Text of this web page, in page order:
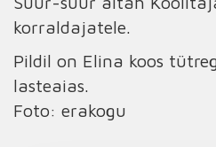
korraldajatele.
Pildil on Elina koos
lasteaias.
Foto: erakogu